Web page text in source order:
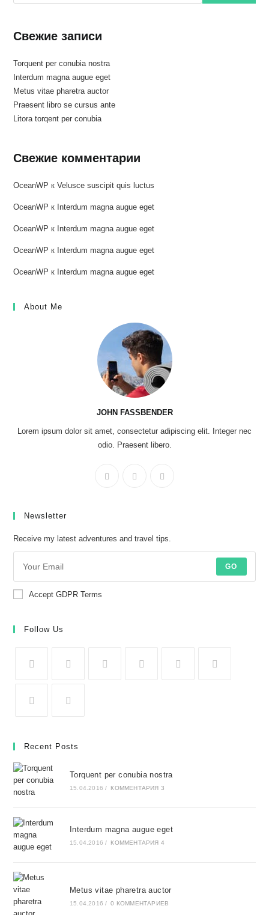
Свежие записи
Torquent per conubia nostra
Interdum magna augue eget
Metus vitae pharetra auctor
Praesent libro se cursus ante
Litora torqent per conubia
Свежие комментарии
OceanWP кVelusce suscipit quis luctus
OceanWP к Interdum magna augue eget
OceanWP к Interdum magna augue eget
OceanWP к Interdum magna augue eget
OceanWP к Interdum magna augue eget
About Me
JOHN FASSBENDER
Lorem ipsum dolor sit amet, consectetur adipiscing elit. Integer nec
odio. Praesent libero.
Newsletter
Receive my latest adventures and travel tips.
GO
Accept GDPR Terms
Follow Us
Recent Posts
Torquent per conubia nostra
15.04.2016 / КОММЕНТАРИЯ 3
Interdum magna augue eget
15.04.2016 / КОММЕНТАРИЯ 4
Metus vitae pharetra auctor
15.04.2016 / 0 КОММЕНТАРИЕВ